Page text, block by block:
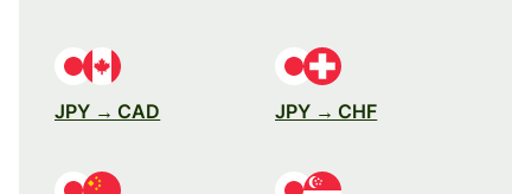
JPY → CAD JPY → CHF